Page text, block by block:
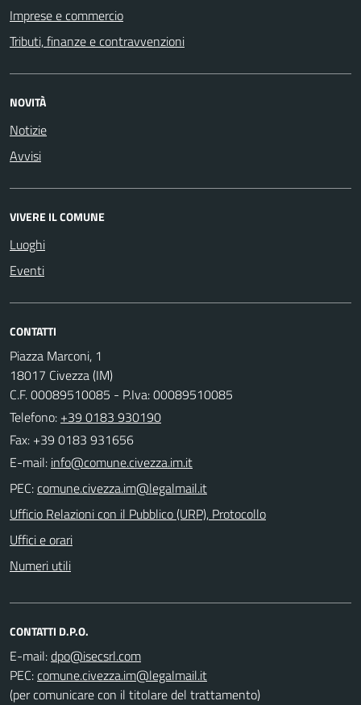
Imprese e commercio
Tributi, finanze e contravvenzioni
NOVITÀ
Notizie
Avvisi
VIVERE IL COMUNE
Luoghi
Eventi
CONTATTI
Piazza Marconi, 1
18017 Civezza (IM)
C.F. 00089510085 - P.Iva: 00089510085
Telefono: +39 0183 930190
Fax: +39 0183 931656
E-mail:
PEC:
Ufficio Relazioni con il Pubblico (URP), Protocollo
Uffici e orari
Numeri utili
CONTATTI D.P.O.
E-mail:
PEC:
(per comunicare con il titolare del trattamento)